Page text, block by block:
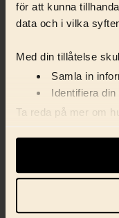
för att kunna
data och i vilka
Med din tillåtelse
Samla in
Identifiera
Ta reda på mer om